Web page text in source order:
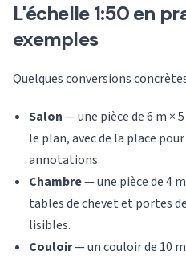
L'échelle 1:50 en
exemples
Quelques conversions
Salon— une pièce de 6 m ×
le plan, avec de la place
annotations.
Chambre— une pièce de 4
tables de chevet et portes
lisibles.
Couloir— un couloir de 10